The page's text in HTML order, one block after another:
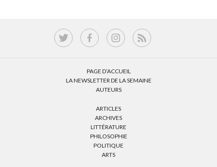
PAGE D’ACCUEIL
LA NEWSLETTER DE LA SEMAINE
AUTEURS
ARTICLES
ARCHIVES
LITTÉRATURE
PHILOSOPHIE
POLITIQUE
ARTS